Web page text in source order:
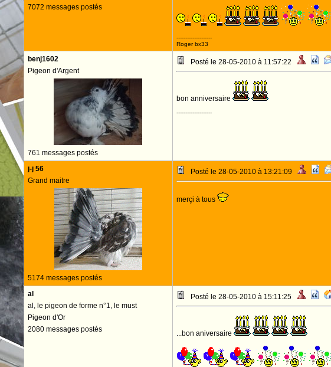
7072 messages postés
--------------------
Roger bx33
benj1602
Pigeon d'Argent
761 messages postés
Posté le 28-05-2010 à 11:57:22
bon anniversaire
--------------------
j-j 56
Grand maitre
5174 messages postés
Posté le 28-05-2010 à 13:21:09
merçi à tous
al
al, le pigeon de forme n°1, le must
Pigeon d'Or
2080 messages postés
Posté le 28-05-2010 à 15:11:25
...bon aniversaire